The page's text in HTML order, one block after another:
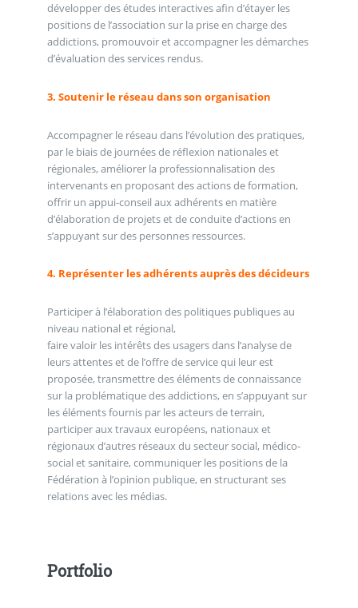
développer des études interactives afin d’étayer les
positions de l’association sur la prise en charge des
addictions, promouvoir et accompagner les démarches
d’évaluation des services rendus.
3. Soutenir le réseau dans son organisation
Accompagner le réseau dans l’évolution des pratiques,
par le biais de journées de réflexion nationales et
régionales, améliorer la professionnalisation des
intervenants en proposant des actions de formation,
offrir un appui-conseil aux adhérents en matière
d’élaboration de projets et de conduite d’actions en
s’appuyant sur des personnes ressources.
4. Représenter les adhérents auprès des décideurs
Participer à l’élaboration des politiques publiques au
niveau national et régional,
faire valoir les intérêts des usagers dans l’analyse de
leurs attentes et de l’offre de service qui leur est
proposée, transmettre des éléments de connaissance
sur la problématique des addictions, en s’appuyant sur
les éléments fournis par les acteurs de terrain,
participer aux travaux européens, nationaux et
régionaux d’autres réseaux du secteur social, médico-
social et sanitaire, communiquer les positions de la
Fédération à l’opinion publique, en structurant ses
relations avec les médias.
Portfolio